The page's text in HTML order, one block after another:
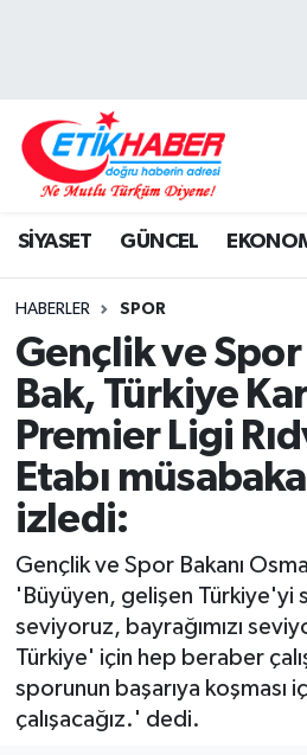
SİYASET GÜNCEL
HABERLER SPOR
Gençlik ve Spor
Bak, Türkiye
Premier Ligi
Etabı
izledi:
Gençlik ve Spor Bakanı
'Büyüyen, gelişen Türkiye'yi
seviyoruz, bayrağımızı
Türkiye' için hep beraber
sporunun başarıya koşması
çalışacağız.' dedi.
DIŞ POLİTİKA
EKONOMİ
KÖŞE YAZILARI
KÜLTÜR-SANAT-
MEDYA
ÖZEL HABER
RÖPORTAJLAR
SAĞLIK
Hava Durumu
Süper Lig Puan Durumu
Tüm Manşetler
Son Dakika Haberleri
Haber Arşivi